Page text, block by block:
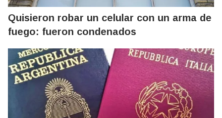
Quisieron robar un celular con un arma de
fuego: fueron condenados